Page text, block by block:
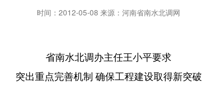
时间：2012-05-08 来源：河南省南水北调网
省南水北调办主任王小平要求
突出重点完善机制 确保工程建设取得新突破